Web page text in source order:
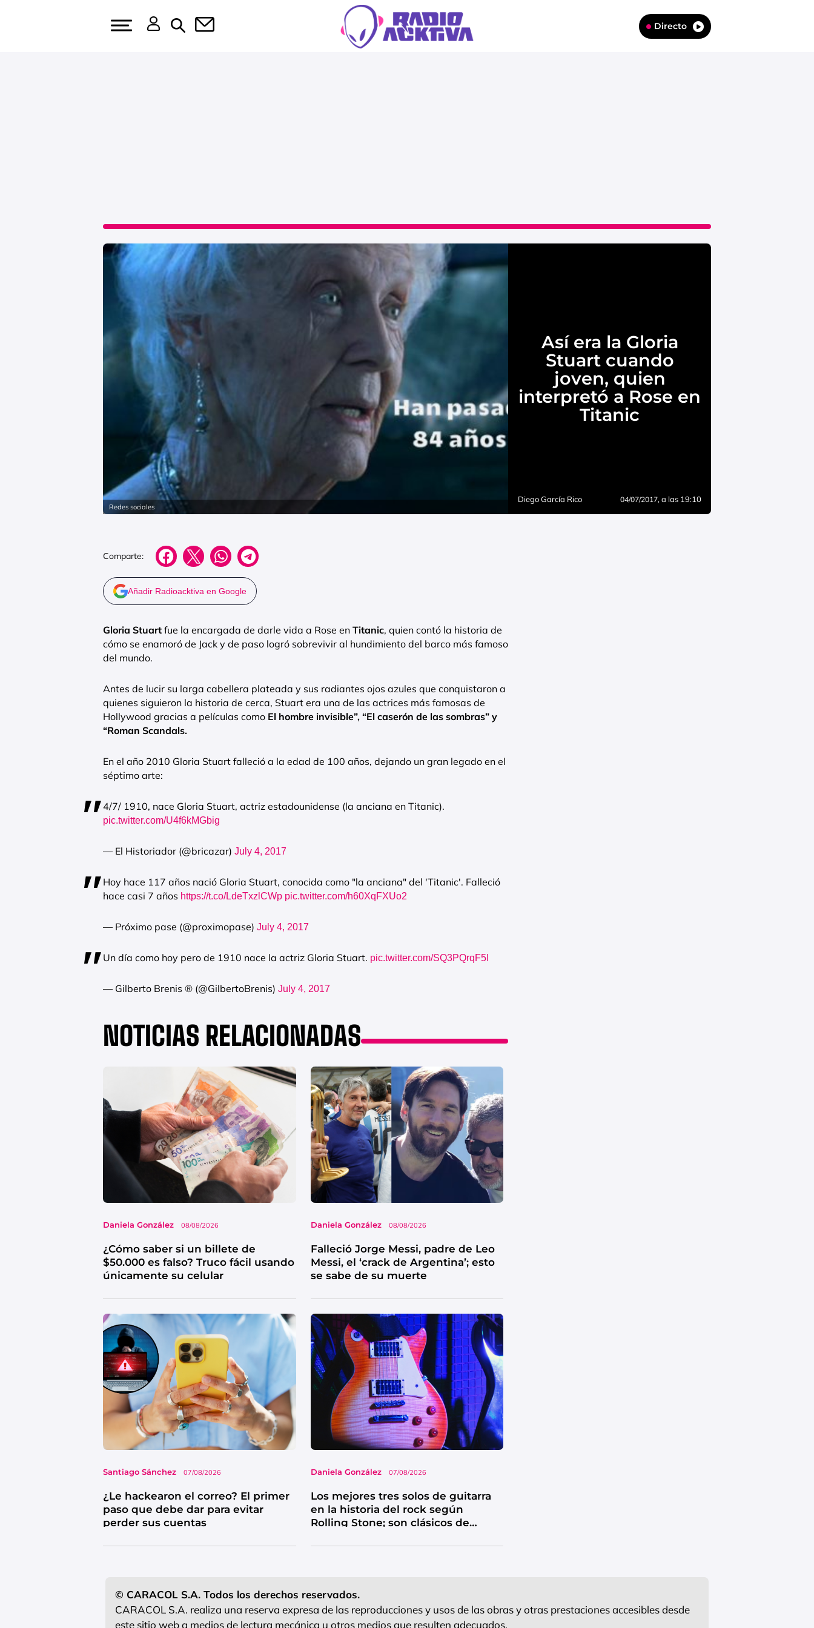
Directo
Redes sociales
Así era la Gloria
Stuart cuando
joven, quien
interpretó a Rose en
Titanic
Diego García Rico 04/07/2017, a las 19:10
Comparte:
Añadir Radioacktiva en Google
Gloria Stuart fue la encargada de darle vida a Rose en Titanic, quien contó la historia de
cómo se enamoró de Jack y de paso logró sobrevivir al hundimiento del barco más famoso
del mundo.
Antes de lucir su larga cabellera plateada y sus radiantes ojos azules que conquistaron a
quienes siguieron la historia de cerca, Stuart era una de las actrices más famosas de
Hollywood gracias a películas como El hombre invisible”, “El caserón de las sombras” y
“Roman Scandals.
En el año 2010 Gloria Stuart falleció a la edad de 100 años, dejando un gran legado en el
séptimo arte:
4/7/ 1910, nace Gloria Stuart, actriz estadounidense (la anciana en Titanic).
pic.twitter.com/U4f6kMGbig
— El Historiador (@bricazar) July 4, 2017
Hoy hace 117 años nació Gloria Stuart, conocida como "la anciana" del 'Titanic'. Falleció
hace casi 7 años https://t.co/LdeTxzlCWp pic.twitter.com/h60XqFXUo2
— Próximo pase (@proximopase) July 4, 2017
Un día como hoy pero de 1910 nace la actriz Gloria Stuart. pic.twitter.com/SQ3PQrqF5I
— Gilberto Brenis ® (@GilbertoBrenis) July 4, 2017
NOTICIAS RELACIONADAS
Daniela González 08/08/2026
¿Cómo saber si un billete de
$50.000 es falso? Truco fácil usando
únicamente su celular
Daniela González 08/08/2026
Falleció Jorge Messi, padre de Leo
Messi, el ‘crack de Argentina’; esto
se sabe de su muerte
Santiago Sánchez 07/08/2026
¿Le hackearon el correo? El primer
paso que debe dar para evitar
perder sus cuentas
Daniela González 07/08/2026
Los mejores tres solos de guitarra
en la historia del rock según
Rolling Stone; son clásicos de
© CARACOL S.A. Todos los derechos reservados.
CARACOL S.A. realiza una reserva expresa de las reproducciones y usos de las obras y otras prestaciones accesibles desde
este sitio web a medios de lectura mecánica u otros medios que resulten adecuados.